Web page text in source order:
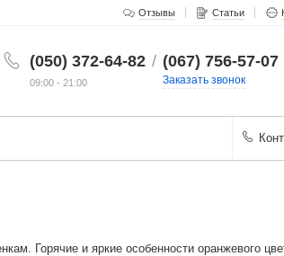
Отзывы Статьи
(050) 372-64-82
09:00 - 21:00
/ (067) 756-57-07
Заказать звонок
Горячие и яркие особенности оранжевого